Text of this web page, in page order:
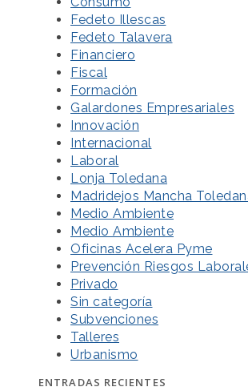
Fedeto Illescas
Fedeto Talavera
Financiero
Fiscal
Formación
Galardones Empresariales
Innovación
Internacional
Laboral
Lonja Toledana
Madridejos Mancha
Medio Ambiente
Medio Ambiente
Oficinas Acelera Pyme
Prevención Riesgos
Privado
Sin categoría
Subvenciones
Talleres
Urbanismo
ENTRADAS RECIENTES